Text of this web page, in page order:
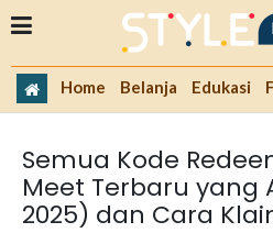
Home Belanja Edukasi
Semua Kode
Meet Terbaru yang
2025) dan Cara